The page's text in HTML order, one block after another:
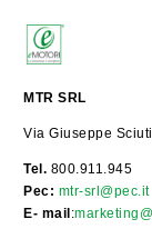
MTR SRL
Via Giuseppe
Tel. 800.911.945
Pec: mtr-srl@pec.it
E- mail: